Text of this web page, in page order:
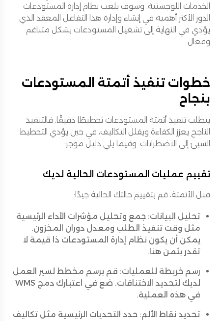
الخدمات اللوجستية. وسوف يلعب نظام إدارة المستودعات
الدور الأكثر أهمية في إنشاء وإدارة هذا التفاعل المعقد الذي
يؤدي في النهاية إلى تشغيل المستودعات بشكل متناغم
وفعال.
خطوات تنفيذ أتمتة المستودعات
بنجاح
يتطلب تنفيذ أتمتة المستودعات تخطيطًا دقيقًا. فالتنفيذ
الناجح يعزز الكفاءة ويقلل التكاليف، في حين يؤدي التخطيط
السيئ إلى الاضطرابات. وفيما يلي دليل موجز:
تقييم عمليات المستودعات الحالية لديك
قبل الأتمتة، قم بتقييم حالتك الحالية جيدًا:
تحليل البيانات: جمع وتحليل مؤشرات الأداء الرئيسية
مثل وقت تنفيذ الطلب ومعدل دوران المخزون.
يمكن أن يكون نظام إدارة المستودعات ذا قيمة لا
تقدر بثمن هنا.
رسم خريطة للعمليات: قم برسم مخطط لسير العمل
لديك لتحديد الاختناقات. ضع في اعتبارك دمج WMS
في هذه العملية.
تحديد نقاط الألم: حدد التحديات الرئيسية مثل تكاليف